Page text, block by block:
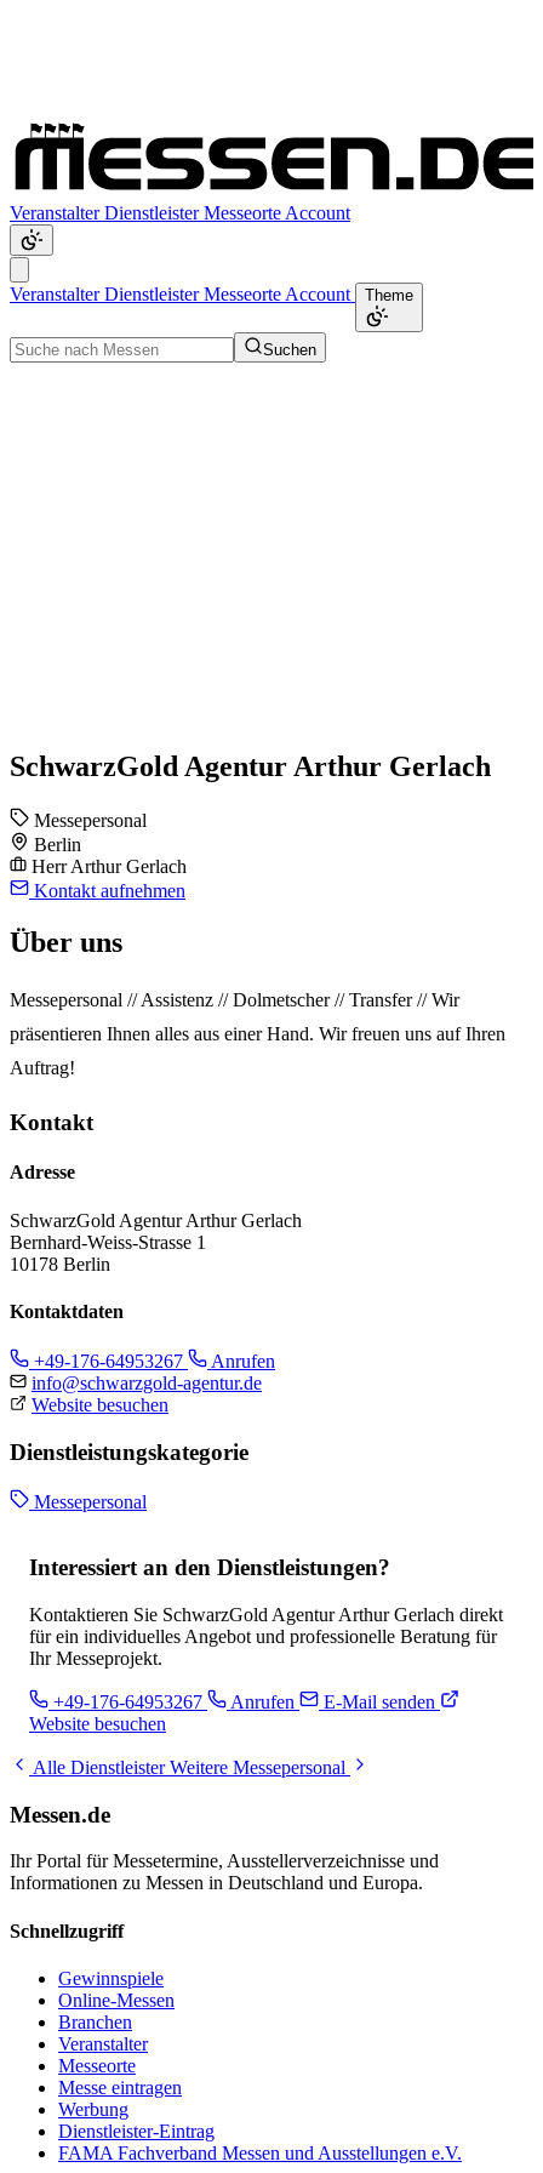
VeranstalterDienstleisterMesseorte Account
VeranstalterDienstleisterMesseorte Account Theme
Suchen
SchwarzGold Agentur Arthur Gerlach
Messepersonal
Berlin
Herr Arthur Gerlach
Kontakt aufnehmen
Über uns
Messepersonal // Assistenz // Dolmetscher // Transfer // Wir
präsentieren Ihnen alles aus einer Hand. Wir freuen uns auf Ihren
Auftrag!
Kontakt
Adresse
SchwarzGold Agentur Arthur Gerlach
Bernhard-Weiss-Strasse 1
10178 Berlin
Kontaktdaten
+49-176-64953267
Anrufen
info@schwarzgold-agentur.de
Website besuchen
Dienstleistungskategorie
Messepersonal
Interessiert an den Dienstleistungen?
Kontaktieren Sie SchwarzGold Agentur Arthur Gerlach direkt
für ein individuelles Angebot und professionelle Beratung für
Ihr Messeprojekt.
+49-176-64953267 Anrufen
E-Mail senden
Website besuchen
Alle DienstleisterWeitere Messepersonal
Messen.de
Ihr Portal für Messetermine, Ausstellerverzeichnisse und
Informationen zu Messen in Deutschland und Europa.
Schnellzugriff
Gewinnspiele
Online-Messen
Branchen
Veranstalter
Messeorte
Messe eintragen
Werbung
Dienstleister-Eintrag
FAMA Fachverband Messen und Ausstellungen e.V.